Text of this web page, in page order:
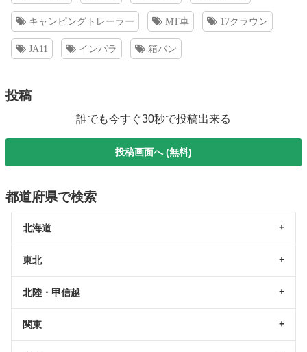
キャンピングトレーラー MT車 17クラウン
JA11 インパラ 箱バン
投稿
誰でも今すぐ30秒で投稿出来る
投稿画面へ (無料)
都道府県で検索
北海道
東北
北陸・甲信越
関東